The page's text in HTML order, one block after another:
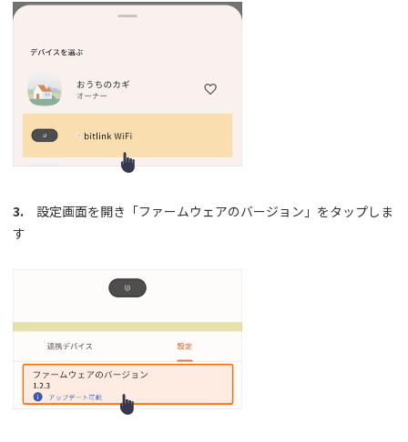
3. 設定画面を開き「ファームウェアのバージョン」をタップしま
す